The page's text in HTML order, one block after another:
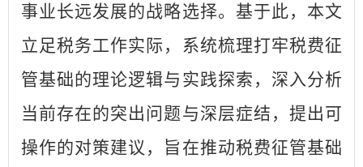
事业长远发展的战略选择。基于此，本文
立足税务工作实际，系统梳理打牢税费征
管基础的理论逻辑与实践探索，深入分析
当前存在的突出问题与深层症结，提出可
操作的对策建议，旨在推动税费征管基础